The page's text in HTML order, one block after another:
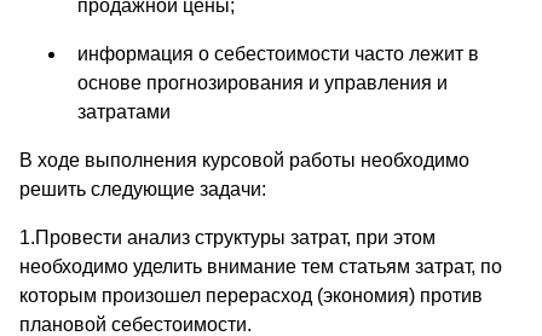
продажной цены;
информация о себестоимости часто лежит в
основе прогнозирования и управления и
затратами
В ходе выполнения курсовой работы необходимо
решить следую­щие задачи:
1.Провести анализ структуры затрат, при этом
необходимо уде­лить внимание тем статьям затрат, по
которым произошел перерасход (экономия) против
плановой себестоимости.